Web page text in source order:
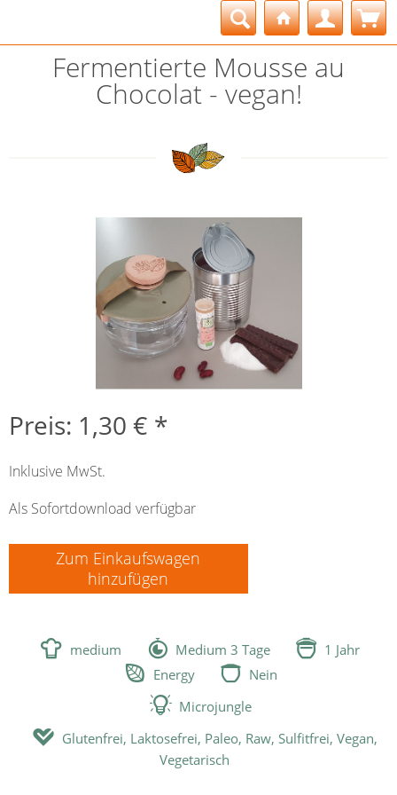
Fermentierte Mousse au
Chocolat - vegan!
Preis: 1,30 € *
Inklusive MwSt.
Als Sofortdownload verfügbar
Zum Einkaufswagen
hinzufügen
 medium  Medium 3 Tage  1 Jahr
 Energy  Nein
 Microjungle
 Glutenfrei, Laktosefrei, Paleo, Raw, Sulfitfrei, Vegan,
Vegetarisch